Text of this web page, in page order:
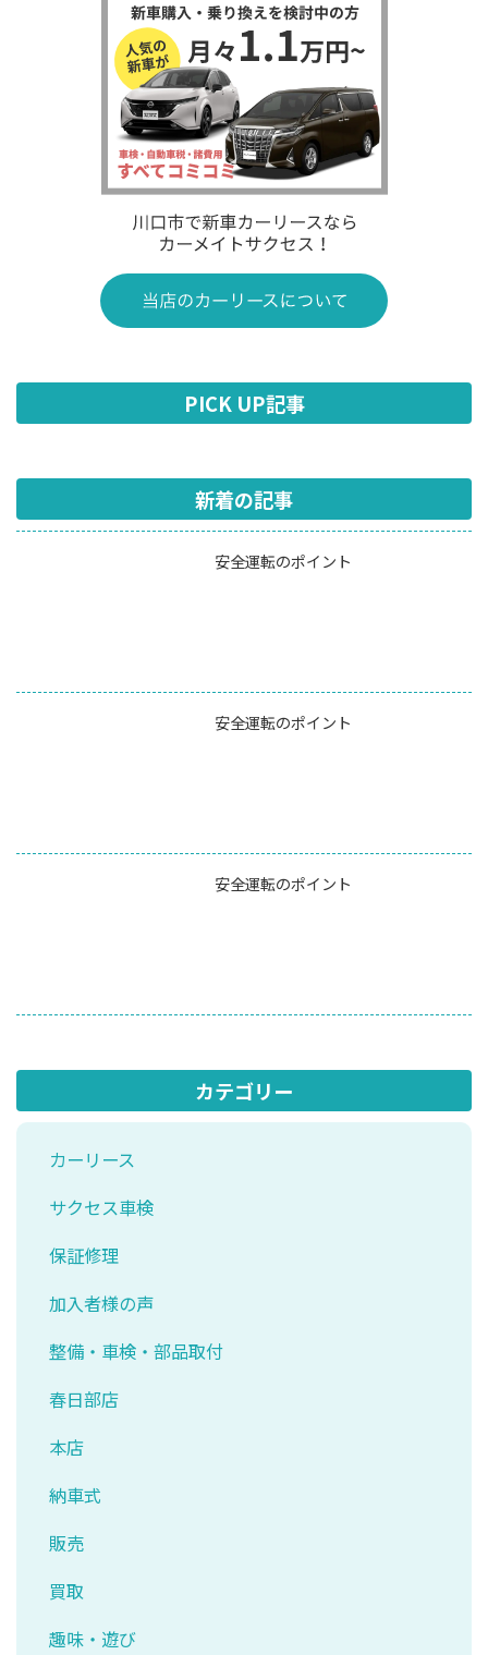
PICK UP記事
新着の記事
安全運転のポイント
安全運転のポイント
安全運転のポイント
カテゴリー
カーリース
サクセス車検
保証修理
加入者様の声
整備・車検・部品取付
春日部店
本店
納車式
販売
買取
趣味・遊び